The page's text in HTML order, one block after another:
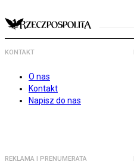
KONTAKT
O nas
Kontakt
Napisz do nas
REKLAMA I PRENUMERATA